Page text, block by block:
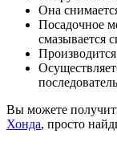
Она
Посадочное
смазывается
Вы можете
Хонда, просто